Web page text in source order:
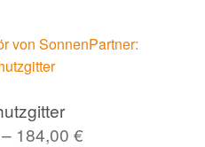
184,00 €